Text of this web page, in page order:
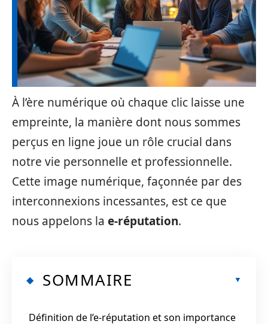
À l’ère numérique où chaque clic laisse une
empreinte, la manière dont nous sommes
perçus en ligne joue un rôle crucial dans
notre vie personnelle et professionnelle.
Cette image numérique, façonnée par des
interconnexions incessantes, est ce que
nous appelons la e-réputation.
SOMMAIRE
Définition de l’e-réputation et son importance